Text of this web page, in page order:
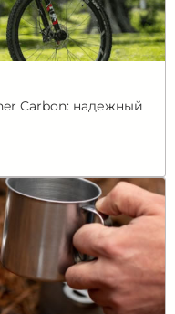
Carbon: надежный